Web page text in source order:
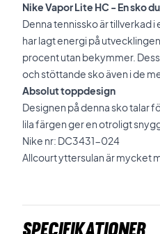
Nike Vapor Lite HC - En sko
Denna tennissko är tillverkad
har lagt energi på
procent utan bekymmer.
och stöttande sko även i de
Absolut toppdesign
Designen på denna sko talar
lila färgen ger en otroligt
Nike nr: DC3431-024
Allcourt yttersulan är mycket
Specifikationer